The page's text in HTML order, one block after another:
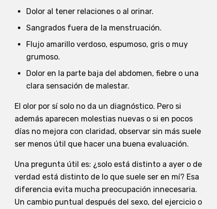
Dolor al tener relaciones o al orinar.
Sangrados fuera de la menstruación.
Flujo amarillo verdoso, espumoso, gris o muy
grumoso.
Dolor en la parte baja del abdomen, fiebre o una
clara sensación de malestar.
El olor por sí solo no da un diagnóstico. Pero si
además aparecen molestias nuevas o si en pocos
días no mejora con claridad, observar sin más suele
ser menos útil que hacer una buena evaluación.
Una pregunta útil es: ¿solo está distinto a ayer o de
verdad está distinto de lo que suele ser en mí? Esa
diferencia evita mucha preocupación innecesaria.
Un cambio puntual después del sexo, del ejercicio o